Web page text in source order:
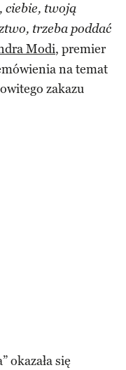
ciebie, twoją
trzeba poddać
Modi, premier
na temat
zakazu
okazała się